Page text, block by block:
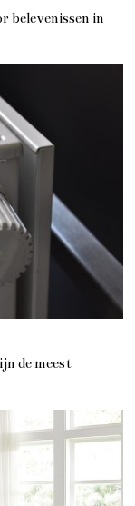
belevenissen in
de meest